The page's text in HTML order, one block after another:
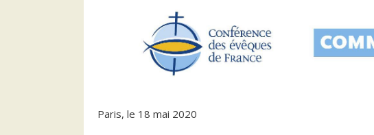
Paris, le 18 mai 2020